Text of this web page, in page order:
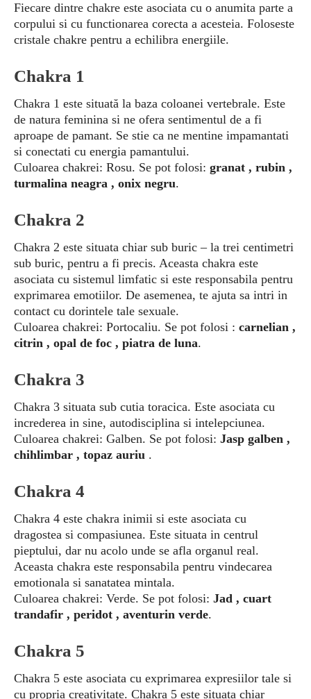
Fiecare dintre chakre este asociata cu o anumita parte a
corpului si cu functionarea corecta a acesteia. Foloseste
cristale chakre pentru a echilibra energiile.
Chakra 1
Chakra 1 este situată la baza coloanei vertebrale. Este
de natura feminina si ne ofera sentimentul de a fi
aproape de pamant. Se stie ca ne mentine impamantati
si conectati cu energia pamantului.
Culoarea chakrei: Rosu. Se pot folosi: granat , rubin ,
turmalina neagra , onix negru.
Chakra 2
Chakra 2 este situata chiar sub buric – la trei centimetri
sub buric, pentru a fi precis. Aceasta chakra este
asociata cu sistemul limfatic si este responsabila pentru
exprimarea emotiilor. De asemenea, te ajuta sa intri in
contact cu dorintele tale sexuale.
Culoarea chakrei: Portocaliu. Se pot folosi : carnelian ,
citrin , opal de foc , piatra de luna.
Chakra 3
Chakra 3 situata sub cutia toracica. Este asociata cu
increderea in sine, autodisciplina si intelepciunea.
Culoarea chakrei: Galben. Se pot folosi: Jasp galben ,
chihlimbar , topaz auriu .
Chakra 4
Chakra 4 este chakra inimii si este asociata cu
dragostea si compasiunea. Este situata in centrul
pieptului, dar nu acolo unde se afla organul real.
Aceasta chakra este responsabila pentru vindecarea
emotionala si sanatatea mintala.
Culoarea chakrei: Verde. Se pot folosi: Jad , cuart
trandafir , peridot , aventurin verde.
Chakra 5
Chakra 5 este asociata cu exprimarea expresiilor tale si
cu propria creativitate. Chakra 5 este situata chiar